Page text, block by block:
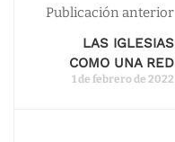
Publicación anterior
LAS IGLESIAS
COMO UNA RED
1 de febrero de 2022